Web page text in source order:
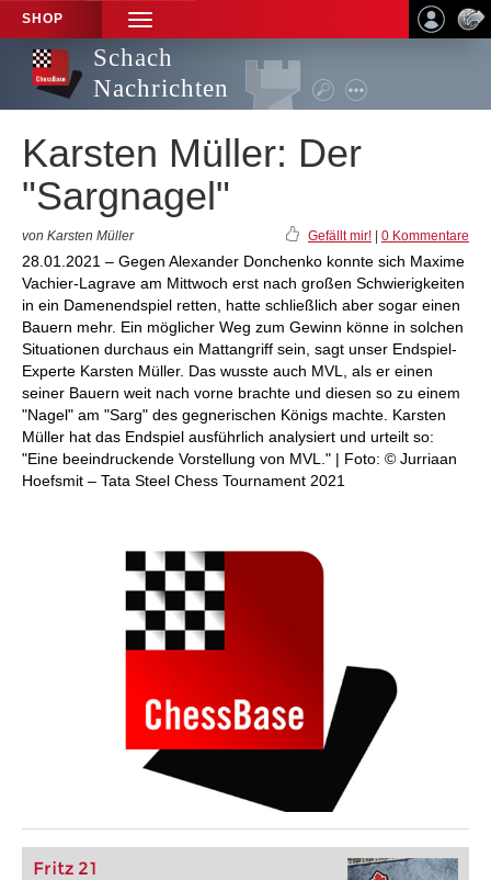
SHOP
TOGGLE
NAVIGATION
Schach
Nachrichten
Karsten Müller: Der
"Sargnagel"
von Karsten Müller Gefällt mir! 0 Kommentare
28.01.2021 – Gegen Alexander Donchenko konnte sich Maxime
Vachier-Lagrave am Mittwoch erst nach großen Schwierigkeiten
in ein Damenendspiel retten, hatte schließlich aber sogar einen
Bauern mehr. Ein möglicher Weg zum Gewinn könne in solchen
Situationen durchaus ein Mattangriff sein, sagt unser Endspiel-
Experte Karsten Müller. Das wusste auch MVL, als er einen
seiner Bauern weit nach vorne brachte und diesen so zu einem
"Nagel" am "Sarg" des gegnerischen Königs machte. Karsten
Müller hat das Endspiel ausführlich analysiert und urteilt so:
"Eine beeindruckende Vorstellung von MVL." | Foto: © Jurriaan
Hoefsmit – Tata Steel Chess Tournament 2021
Fritz 21